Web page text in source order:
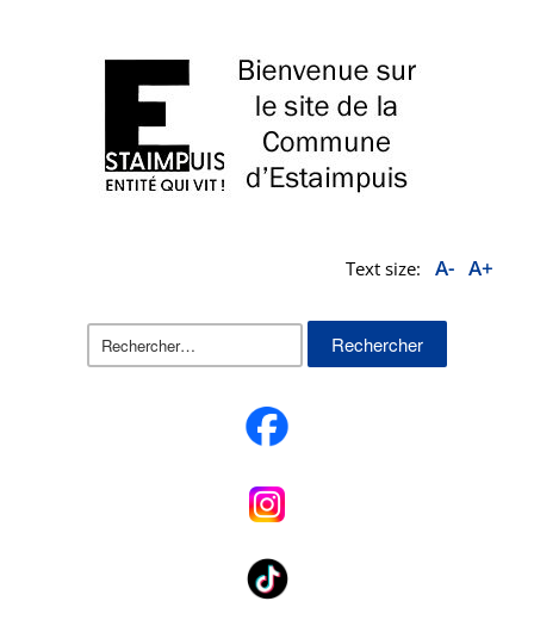
Text size: A- A+
Rechercher :